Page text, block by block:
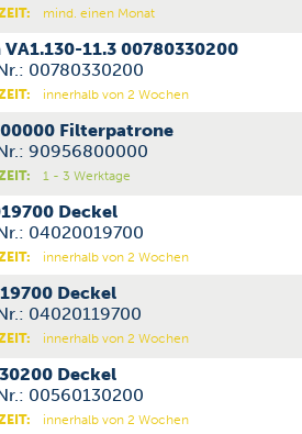
mind. einen Monat
VA1.130-11.3 00780330200
00780330200
innerhalb von 2 Wochen
Filterpatrone
90956800000
1 - 3 Werktage
Deckel
04020019700
innerhalb von 2 Wochen
Deckel
04020119700
innerhalb von 2 Wochen
Deckel
00560130200
innerhalb von 2 Wochen